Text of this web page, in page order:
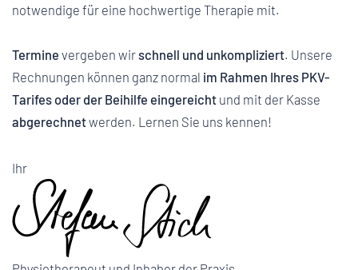
notwendige für eine hochwertige Therapie mit.
Termine vergeben wirschnell und unkompliziert. Unsere
Rechnungen können ganz normal im Rahmen Ihres PKV-
Tarifes oder der Beihilfe eingereicht und mit der Kasse
abgerechnetwerden. Lernen Sie uns kennen!
Ihr